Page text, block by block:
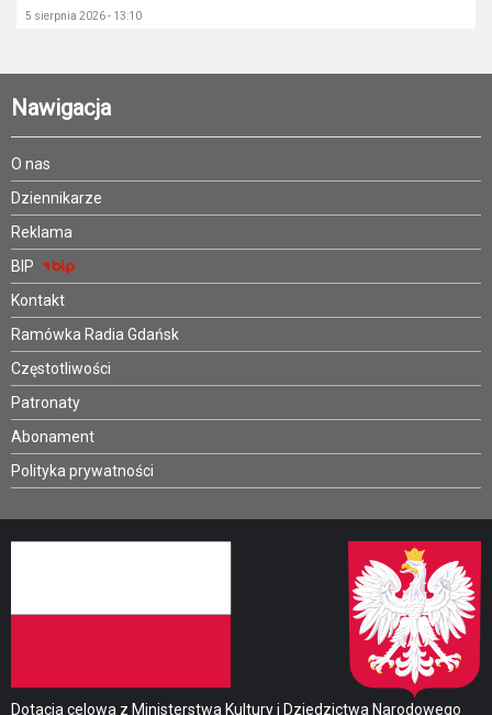
5 sierpnia 2026 - 13:10
Nawigacja
O nas
Dziennikarze
Reklama
BIP
Kontakt
Ramówka Radia Gdańsk
Częstotliwości
Patronaty
Abonament
Polityka prywatności
Dotacja celowa z Ministerstwa Kultury i Dziedzictwa Narodowego